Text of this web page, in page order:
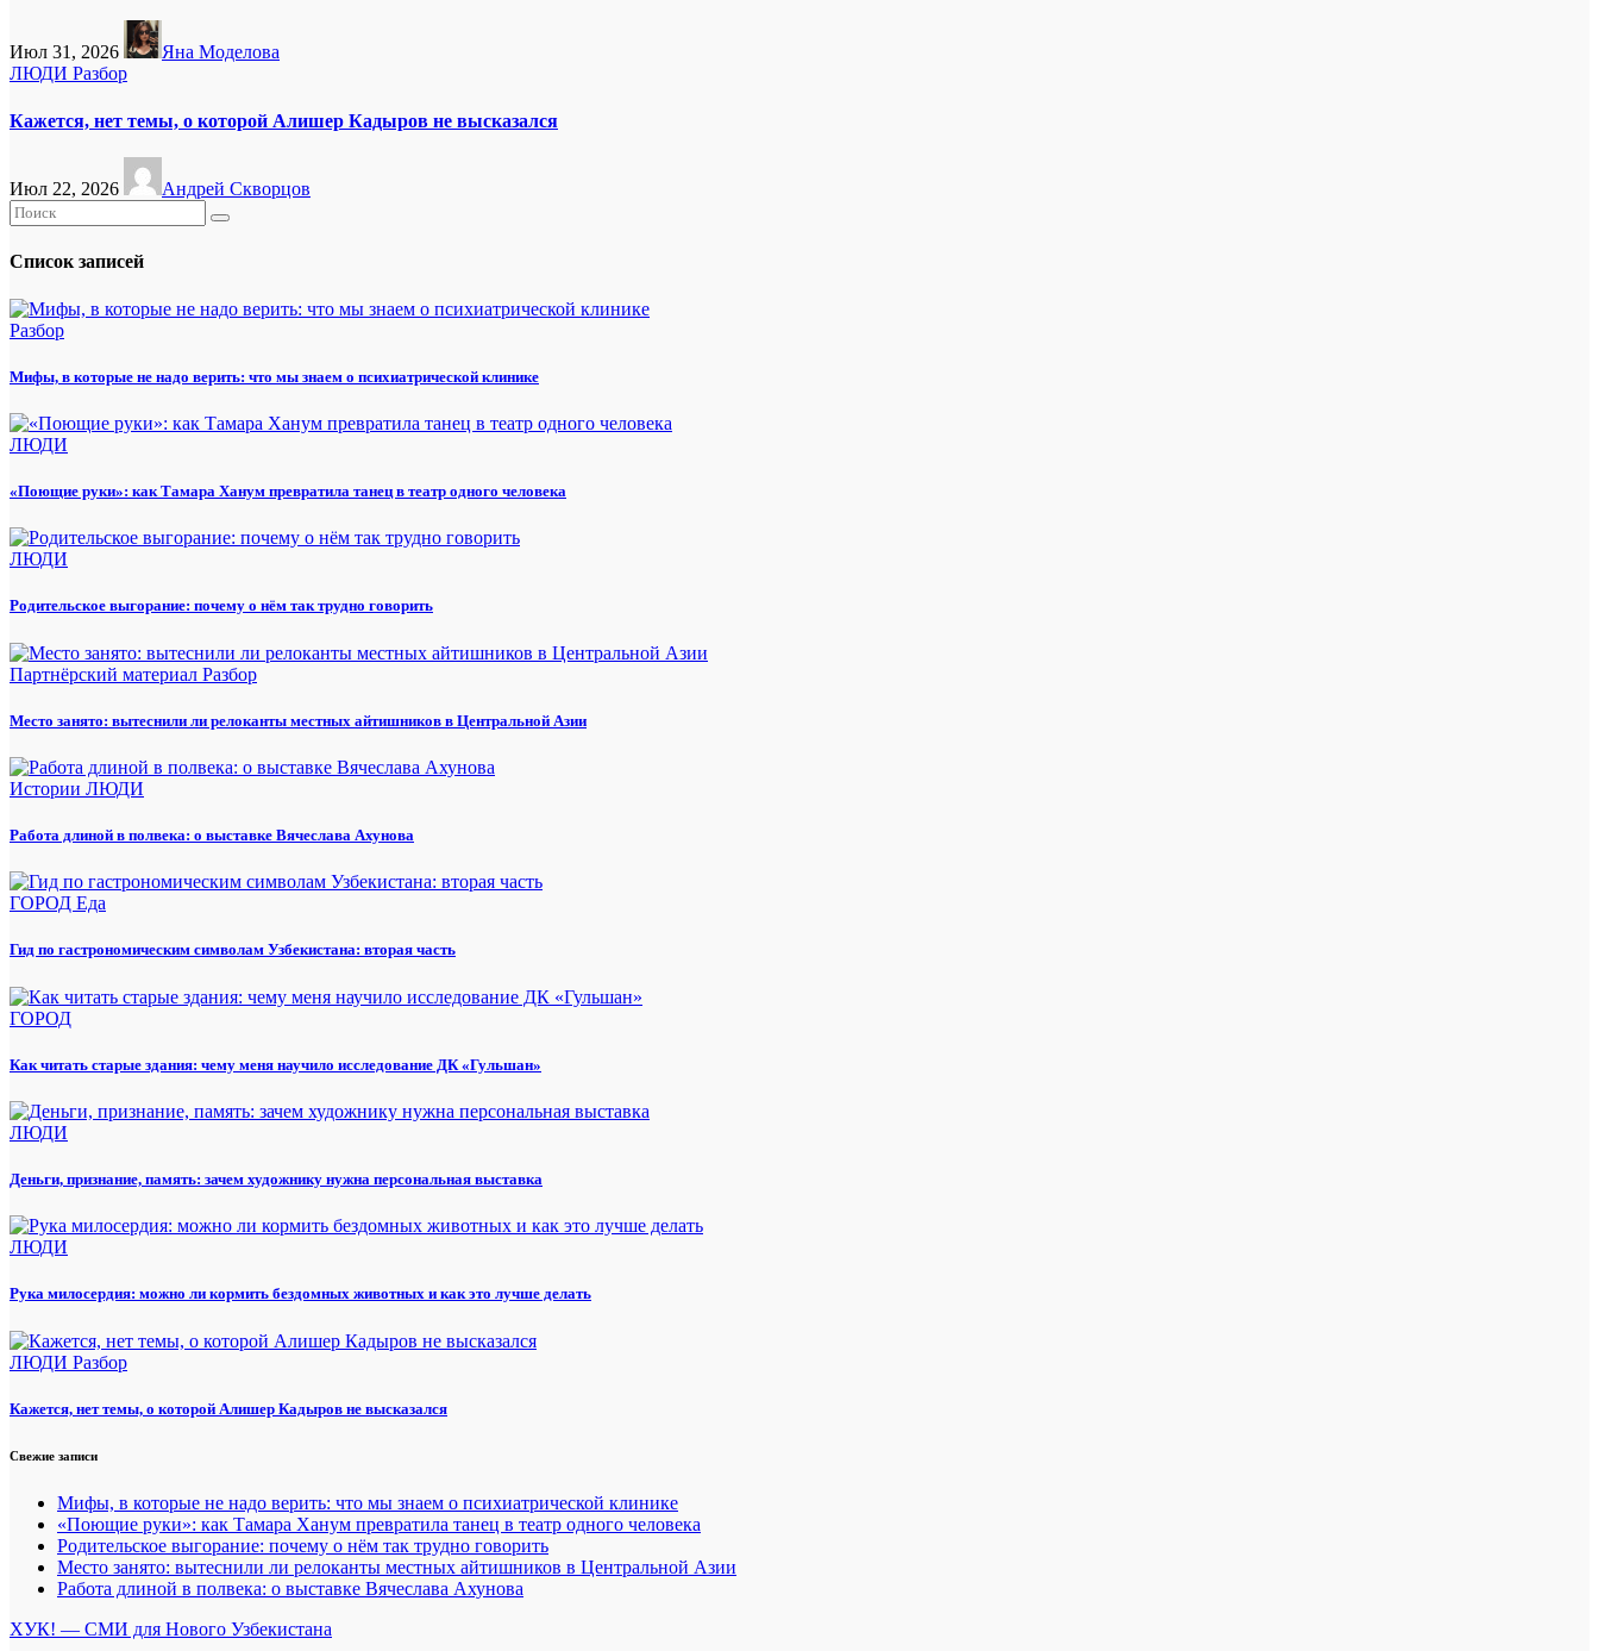
Июл 31, 2026
Яна Моделова
ЛЮДИ Разбор
Кажется, нет темы, о которой Алишер Кадыров не высказался
Июл 22, 2026 Андрей Скворцов
Список записей
Разбор
Мифы, в которые не надо верить: что мы знаем о психиатрической клинике
ЛЮДИ
«Поющие руки»: как Тамара Ханум превратила танец в театр одного человека
ЛЮДИ
Родительское выгорание: почему о нём так трудно говорить
Партнёрский материал Разбор
Место занято: вытеснили ли релоканты местных айтишников в Центральной Азии
Истории ЛЮДИ
Работа длиной в полвека: о выставке Вячеслава Ахунова
ГОРОД Еда
Гид по гастрономическим символам Узбекистана: вторая часть
ГОРОД
Как читать старые здания: чему меня научило исследование ДК «Гульшан»
ЛЮДИ
Деньги, признание, память: зачем художнику нужна персональная выставка
ЛЮДИ
Рука милосердия: можно ли кормить бездомных животных и как это лучше делать
ЛЮДИ Разбор
Кажется, нет темы, о которой Алишер Кадыров не высказался
Свежие записи
Мифы, в которые не надо верить: что мы знаем о психиатрической клинике
«Поющие руки»: как Тамара Ханум превратила танец в театр одного человека
Родительское выгорание: почему о нём так трудно говорить
Место занято: вытеснили ли релоканты местных айтишников в Центральной Азии
Работа длиной в полвека: о выставке Вячеслава Ахунова
ХУК! — СМИ для Нового Узбекистана